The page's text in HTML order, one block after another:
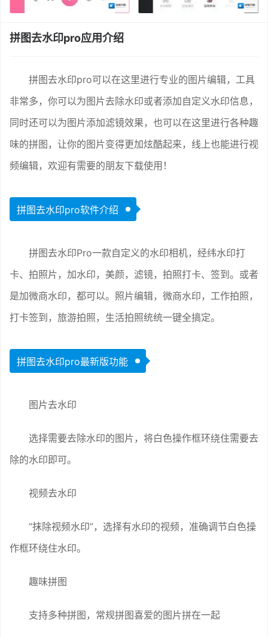
拼图去水印pro应用介绍
拼图去水印pro可以在这里进行专业的图片编辑，工具
非常多，你可以为图片去除水印或者添加自定义水印信息，
同时还可以为图片添加滤镜效果，也可以在这里进行各种趣
味的拼图，让你的图片变得更加炫酷起来，线上也能进行视
频编辑，欢迎有需要的朋友下载使用！
拼图去水印pro软件介绍
拼图去水印Pro一款自定义的水印相机，经纬水印打
卡、拍照片，加水印，美颜，滤镜，拍照打卡、签到。或者
是加微商水印，都可以。照片编辑，微商水印，工作拍照，
打卡签到，旅游拍照，生活拍照统统一键全搞定。
拼图去水印pro最新版功能
图片去水印
选择需要去除水印的图片，将白色操作框环绕住需要去
除的水印即可。
视频去水印
“抹除视频水印”，选择有水印的视频，准确调节白色操
作框环绕住水印。
趣味拼图
支持多种拼图，常规拼图喜爱的图片拼在一起